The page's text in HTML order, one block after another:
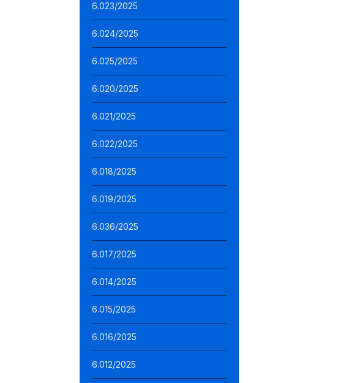
6.023/2025
6.024/2025
6.025/2025
6.020/2025
6.021/2025
6.022/2025
6.018/2025
6.019/2025
6.036/2025
6.017/2025
6.014/2025
6.015/2025
6.016/2025
6.012/2025